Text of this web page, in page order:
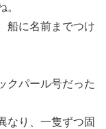
。
船に名前までつけ
クパール号だった
なり、一隻ずつ固